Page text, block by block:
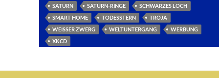
SATURN
SATURN-RINGE
SCHWARZES LOCH
SMART HOME
TODESSTERN
TROJA
WEISSER ZWERG
WELTUNTERGANG
WERBUNG
XKCD